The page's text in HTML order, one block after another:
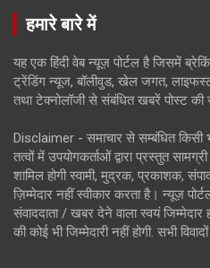
हमारे बारे में
यह एक हिंदी वेब न्यूज़ पोर्टल है जिसमें
ट्रेंडिंग न्यूज, बॉलीवुड, खेल जगत,
तथा टेक्नोलॉजी से संबंधित खबरें पोस्ट की
Disclaimer - समाचार से सम्बंधित
तत्वों में उपयोगकर्ताओं द्वारा प्रस्तुत
शामिल होगी स्वामी, मुद्रक, प्रकाशक,
ज़िम्मेदार नहीं स्वीकार करता है। न्यूज़
संवाददाता / खबर देने वाला स्वयं
की कोई भी जिम्मेदारी नहीं होगी. सभी